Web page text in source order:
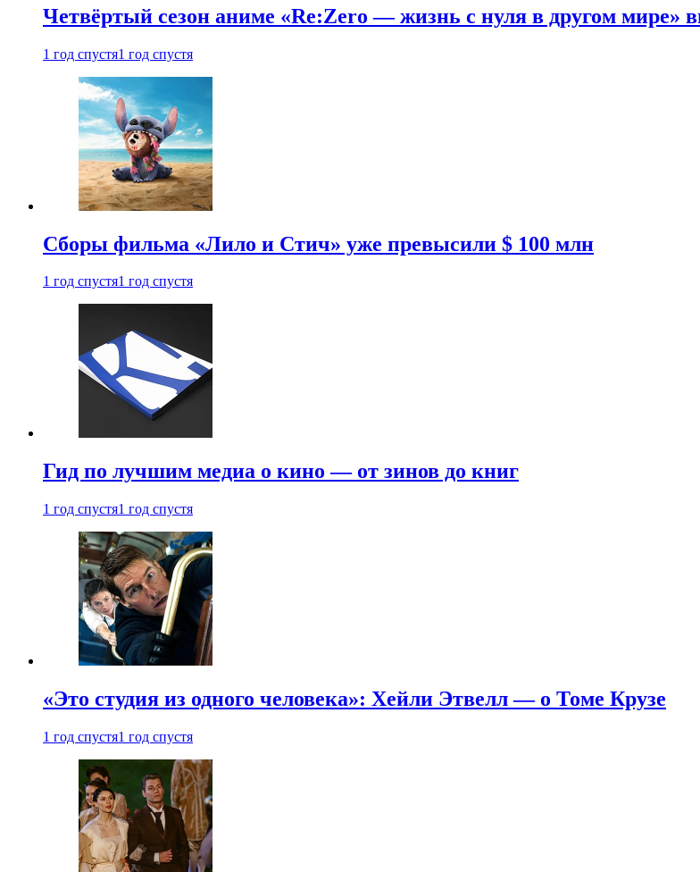
Четвёртый сезон аниме «Re:Zero — жизнь с нуля в другом мире»
1 год спустя1 год спустя
Сборы фильма «Лило и Стич» уже превысили $ 100 млн
1 год спустя1 год спустя
Гид по лучшим медиа о кино — от зинов до книг
1 год спустя1 год спустя
«Это студия из одного человека»: Хейли Этвелл — о Томе Крузе
1 год спустя1 год спустя